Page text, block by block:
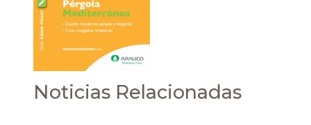
Noticias Relacionadas